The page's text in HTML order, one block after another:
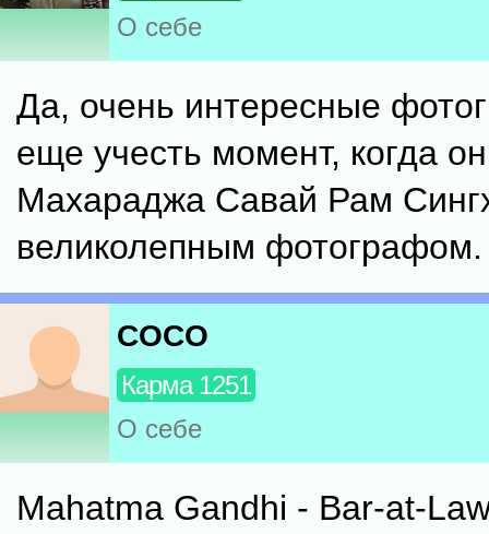
О себе
Да, очень интересные
еще учесть момент, когда
Махараджа Савай Рам
великолепным фотографом.
COCO
Карма 1251
О себе
Mahatma Gandhi - Bar-at-